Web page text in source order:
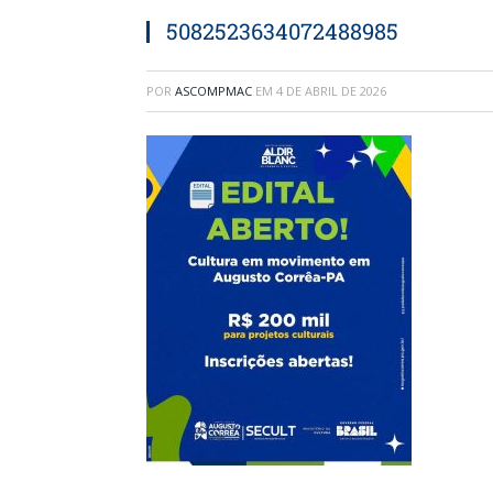
5082523634072488985
POR ASCOMPMAC EM 4 DE ABRIL DE 2026